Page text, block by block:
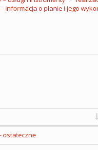
informacja o planie i jego
ostateczne